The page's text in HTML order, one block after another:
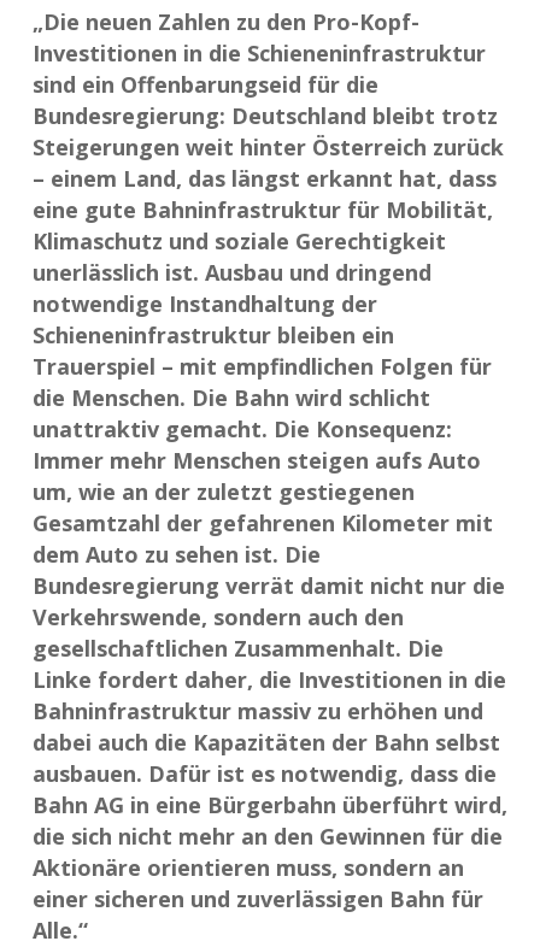
„Die neuen Zahlen zu den Pro-Kopf-
Investitionen in die Schieneninfrastruktur
sind ein Offenbarungseid für die
Bundesregierung: Deutschland bleibt trotz
Steigerungen weit hinter Österreich zurück
– einem Land, das längst erkannt hat, dass
eine gute Bahninfrastruktur für Mobilität,
Klimaschutz und soziale Gerechtigkeit
unerlässlich ist. Ausbau und dringend
notwendige Instandhaltung der
Schieneninfrastruktur bleiben ein
Trauerspiel – mit empfindlichen Folgen für
die Menschen. Die Bahn wird schlicht
unattraktiv gemacht. Die Konsequenz:
Immer mehr Menschen steigen aufs Auto
um, wie an der zuletzt gestiegenen
Gesamtzahl der gefahrenen Kilometer mit
dem Auto zu sehen ist. Die
Bundesregierung verrät damit nicht nur die
Verkehrswende, sondern auch den
gesellschaftlichen Zusammenhalt. Die
Linke fordert daher, die Investitionen in die
Bahninfrastruktur massiv zu erhöhen und
dabei auch die Kapazitäten der Bahn selbst
ausbauen. Dafür ist es notwendig, dass die
Bahn AG in eine Bürgerbahn überführt wird,
die sich nicht mehr an den Gewinnen für die
Aktionäre orientieren muss, sondern an
einer sicheren und zuverlässigen Bahn für
Alle.“